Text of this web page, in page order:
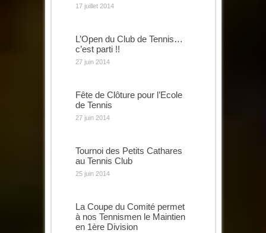
17 juillet 2014
L’Open du Club de Tennis…
c’est parti !!
27 juin 2014
Fête de Clôture pour l’Ecole
de Tennis
27 juin 2014
Tournoi des Petits Cathares
au Tennis Club
25 juin 2014
La Coupe du Comité permet
à nos Tennismen le Maintien
en 1ère Division